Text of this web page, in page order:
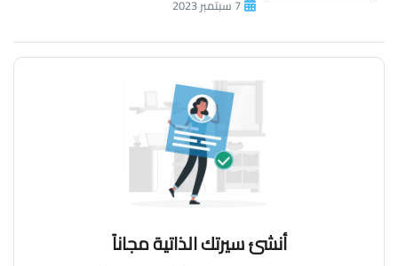
7 سبتمبر 2023
أنشئ سيرتك الذاتية مجاناً